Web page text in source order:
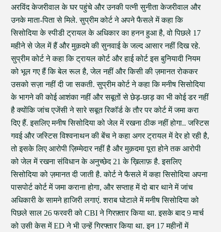
अरविंद केजरीवाल के घर पहुंचे और उनकी पत्नी सुनीता केजरीवाल और
उनके माता-पिता से मिले. सुप्रीम कोर्ट ने अपने फैसले में कहा कि
सिसोदिया के स्पीडी ट्रायल के अधिकार का हनन हुआ है, वो पिछले 17
महीने से जेल में हैं और मुक़दमे की सुनवाई के जल्द आसार नहीं दिख रहे.
सुप्रीम कोर्ट ने कहा कि ट्रायल कोर्ट और हाई कोर्ट इस बुनियादी नियम
को भूल गए हैं कि बेल रूल है, जेल नहीं और किसी की ज़मानत रोककर
उसको सज़ा नहीं दी जा सकती. सुप्रीम कोर्ट ने कहा कि मनीष सिसोदिया
के भागने की कोई आशंका नहीं और सबूतों से छेड़-छाड़ का भी कोई डर नहीं
है क्योंकि जांच एजेंसी ने सारे सबूत रिकॉर्ड के तौर पर कोर्ट में जमा करा
दिए हैं. इसलिए मनीष सिसोदिया को जेल में रखना ठीक नहीं होगा.. जस्टिस
गवई और जस्टिस विश्वनाथन की बेंच ने कहा अगर ट्रायल में देर हो रही है,
तो इसके लिए आरोपी ज़िम्मेदार नहीं है और मुक़दमा पूरा होने तक आरोपी
को जेल में रखना संविधान के अनुच्छेद 21 के ख़िलाफ़ है. इसलिए
सिसोदिया को ज़मानत दी जाती है. कोर्ट ने फैसले में कहा सिसोदिया अपना
पासपोर्ट कोर्ट में जमा कराना होगा, और सप्ताह में दो बार थाने में जांच
अधिकारी के सामने हाजिरी लगाएं. शराब घोटाले में मनीष सिसोदिया को
पिछले साल 26 फरवरी को CBI ने गिरफ़्तार किया था. इसके बाद 9 मार्च
को उसी केस में ED ने भी उन्हें गिरफ्तार किया था. इन 17 महीनों में